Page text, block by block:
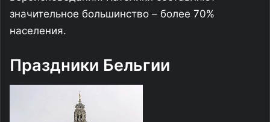
значительное большинство – более 70%
населения.
Праздники Бельгии